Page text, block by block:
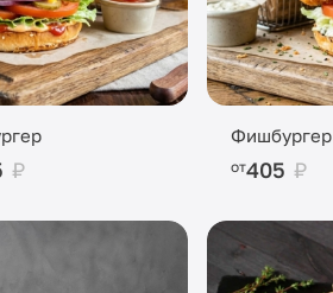
₽
Фишбургер
от405 ₽